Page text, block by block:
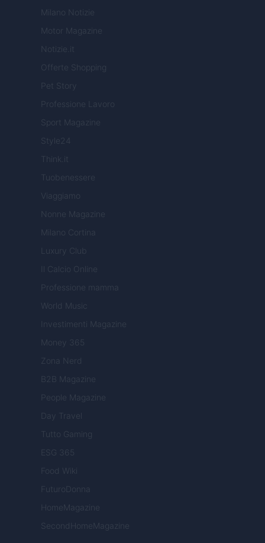
Milano Notizie
Motor Magazine
Notizie.it
Offerte Shopping
Pet Story
Professione Lavoro
Sport Magazine
Style24
Think.it
Tuobenessere
Viaggiamo
Nonne Magazine
Milano Cortina
Luxury Club
Il Calcio Online
Professione mamma
World Music
Investimenti Magazine
Money 365
Zona Nerd
B2B Magazine
People Magazine
Day Travel
Tutto Gaming
ESG 365
Food Wiki
FuturoDonna
HomeMagazine
SecondHomeMagazine